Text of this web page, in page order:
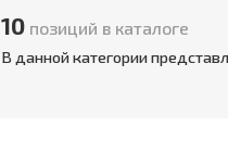
10 позиций в каталоге
В данной категории